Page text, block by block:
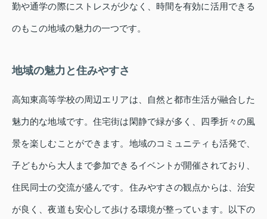
勤や通学の際にストレスが少なく、時間を有効に活用できる
のもこの地域の魅力の一つです。
地域の魅力と住みやすさ
高知東高等学校の周辺エリアは、自然と都市生活が融合した
魅力的な地域です。住宅街は閑静で緑が多く、四季折々の風
景を楽しむことができます。地域のコミュニティも活発で、
子どもから大人まで参加できるイベントが開催されており、
住民同士の交流が盛んです。住みやすさの観点からは、治安
が良く、夜道も安心して歩ける環境が整っています。以下の